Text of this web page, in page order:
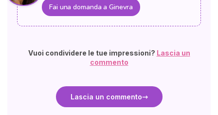
Fai una domanda a Ginevra
Vuoi condividere le tue impressioni? Lascia un
commento
Lascia un commento